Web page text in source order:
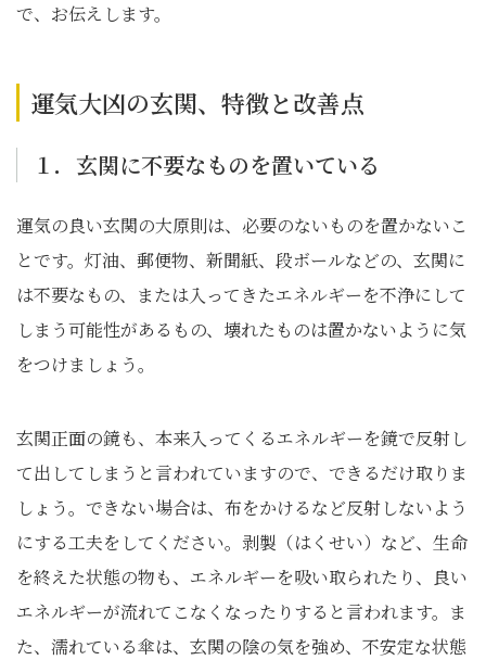
で、お伝えします。
運気大凶の玄関、特徴と改善点
１．玄関に不要なものを置いている
運気の良い玄関の大原則は、必要のないものを置かないこ
とです。灯油、郵便物、新聞紙、段ボールなどの、玄関に
は不要なもの、または入ってきたエネルギーを不浄にして
しまう可能性があるもの、壊れたものは置かないように気
をつけましょう。
玄関正面の鏡も、本来入ってくるエネルギーを鏡で反射し
て出してしまうと言われていますので、できるだけ取りま
しょう。できない場合は、布をかけるなど反射しないよう
にする工夫をしてください。剥製（はくせい）など、生命
を終えた状態の物も、エネルギーを吸い取られたり、良い
エネルギーが流れてこなくなったりすると言われます。ま
た、濡れている傘は、玄関の陰の気を強め、不安定な状態